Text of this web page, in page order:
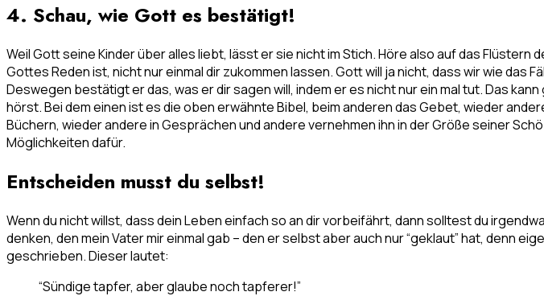
4. Schau, wie Gott es bestätigt!
Weil Gott seine Kinder über alles liebt, lässt er sie nicht im Stich. Höre also auf das Flüstern
Gottes Reden ist, nicht nur einmal dir zukommen lassen. Gott will ja nicht, dass wir wie das
Deswegen bestätigt er das, was er dir sagen will, indem er es nicht nur ein mal tut. Das
hörst. Bei dem einen ist es die oben erwähnte Bibel, beim anderen das Gebet, wieder
Büchern, wieder andere in Gesprächen und andere vernehmen ihn in der Größe seiner
Möglichkeiten dafür.
Entscheiden musst du selbst!
Wenn du nicht willst, dass dein Leben einfach so an dir vorbeifährt, dann solltest du
denken, den mein Vater mir einmal gab – den er selbst aber auch nur “geklaut” hat, denn
geschrieben. Dieser lautet:
“Sündige tapfer, aber glaube noch tapferer!”